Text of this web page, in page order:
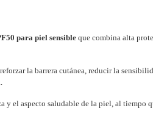
para piel sensible que combina alta
la barrera cutánea, reducir la
el aspecto saludable de la piel, al tiempo